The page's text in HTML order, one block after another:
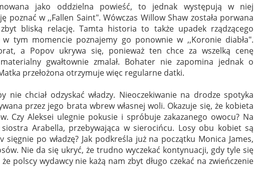
jako oddzielna powieść, to jednak występują w niej
poznać w ,,Fallen Saint". Wówczas Willow Shaw została porwana
bliską relację. Tamta historia to także upadek rządzącego
w tym momencie poznajemy go ponownie w ,,Koronie diabła".
a Popov ukrywa się, ponieważ ten chce za wszelką cenę
gwałtownie zmalał. Bohater nie zapomina jednak o
przełożona otrzymuje więc regularne datki.
nie chciał odzyskać władzy. Nieoczekiwanie na drodze spotyka
przez jego brata wbrew własnej woli. Okazuje się, że kobieta
Czy Aleksei ulegnie pokusie i spróbuje zakazanego owocu? Na
Arabella, przebywająca w sierocińcu. Losy obu kobiet są
sięgnie po władzę? Jak podkreśla już na początku Monica James,
Nie da się ukryć, że trudno wyczekać kontynuacji, gdy tyle się
polscy wydawcy nie każą nam zbyt długo czekać na zwieńczenie